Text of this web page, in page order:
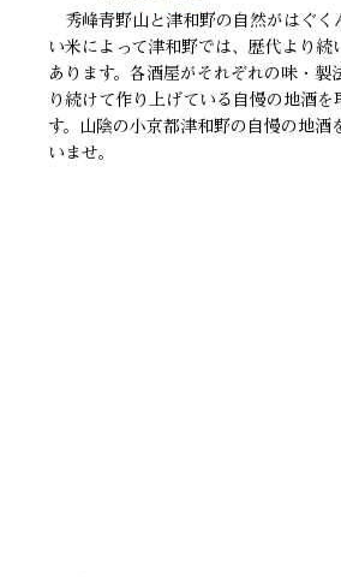
秀峰青野山と津和野の自然がはぐく
い米によって津和野では、歴代より続
あります。各酒屋がそれぞれの味・製
り続けて作り上げている自慢の地酒を
す。山陰の小京都津和野の自慢の地酒
いませ。